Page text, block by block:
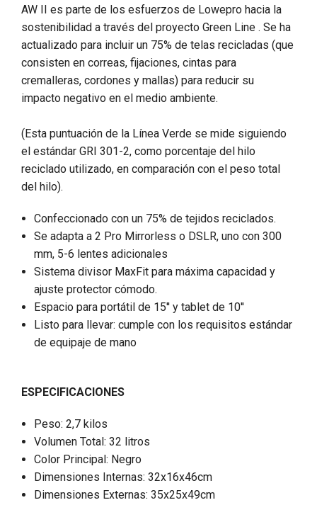
AW II es parte de los esfuerzos de Lowepro hacia la
sostenibilidad a través del proyecto Green Line . Se ha
actualizado para incluir un 75% de telas recicladas (que
consisten en correas, fijaciones, cintas para
cremalleras, cordones y mallas) para reducir su
impacto negativo en el medio ambiente.
(Esta puntuación de la Línea Verde se mide siguiendo
el estándar GRI 301-2, como porcentaje del hilo
reciclado utilizado, en comparación con el peso total
del hilo).
Confeccionado con un 75% de tejidos reciclados.
Se adapta a 2 Pro Mirrorless o DSLR, uno con 300
mm, 5-6 lentes adicionales
Sistema divisor MaxFit para máxima capacidad y
ajuste protector cómodo.
Espacio para portátil de 15'' y tablet de 10''
Listo para llevar: cumple con los requisitos estándar
de equipaje de mano
ESPECIFICACIONES
Peso: 2,7 kilos
Volumen Total: 32 litros
Color Principal: Negro
Dimensiones Internas: 32x16x46cm
Dimensiones Externas: 35x25x49cm